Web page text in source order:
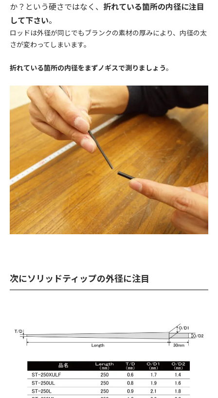
か？という硬さではなく、 折れている箇所の内径に注目
して下さい。
ロッドは外径が同じでもブランクの素材の厚みにより、内径の太
さが変わってしまいます。
折れている箇所の内径をまずノギスで測りましょう。
次にソリッドティップの外径に注目